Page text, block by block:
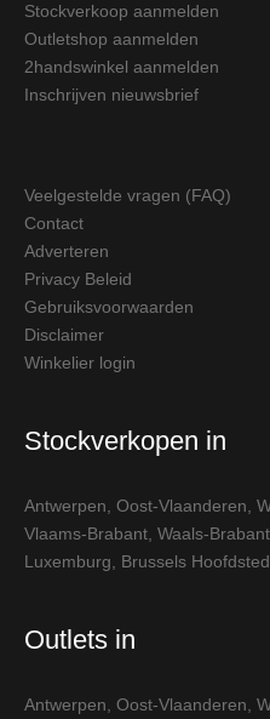
Stockverkoop aanmelden
Outletshop aanmelden
2handswinkel aanmelden
Inschrijven nieuwsbrief
Veelgestelde vragen (FAQ)
Contact
Adverteren
Privacy Beleid
Gebruiksvoorwaarden
Disclaimer
Winkelier login
Stockverkopen in
Antwerpen Oost-Vlaanderen
Vlaams-Brabant Waals-Brabant
Luxemburg
Brussels
Outlets in
Antwerpen Oost-Vlaanderen